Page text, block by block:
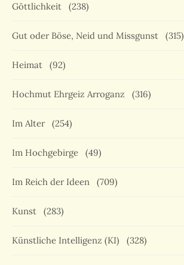
Göttlichkeit (238)
Gut oder Böse, Neid und Missgunst (315)
Heimat (92)
Hochmut Ehrgeiz Arroganz (316)
Im Alter (254)
Im Hochgebirge (49)
Im Reich der Ideen (709)
Kunst (283)
Künstliche Intelligenz (KI) (328)